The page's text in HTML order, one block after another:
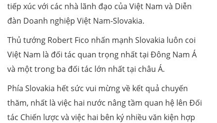
tiếp xúc với các nhà lãnh đạo của Việt Nam và Diễn
đàn Doanh nghiệp Việt Nam-Slovakia.
Thủ tướng Robert Fico nhấn mạnh Slovakia luôn coi
Việt Nam là đối tác quan trọng nhất tại Đông Nam Á
và một trong ba đối tác lớn nhất tại châu Á.
Phía Slovakia hết sức vui mừng về kết quả chuyến
thăm, nhất là việc hai nước nâng tầm quan hệ lên Đối
tác Chiến lược và việc hai bên ký nhiều văn kiện hợp